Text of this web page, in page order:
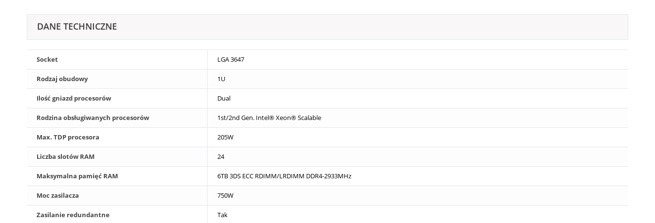
DANE TECHNICZNE
Socket LGA 3647
Rodzaj obudowy 1U
Ilość gniazd procesorów Dual
Rodzina obsługiwanych procesorów 1st/2nd Gen. Intel® Xeon® Scalable
Max. TDP procesora 205W
Liczba slotów RAM 24
Maksymalna pamięć RAM 6TB 3DS ECC RDIMM/LRDIMM DDR4-2933MHz
Moc zasilacza 750W
Zasilanie redundantne Tak